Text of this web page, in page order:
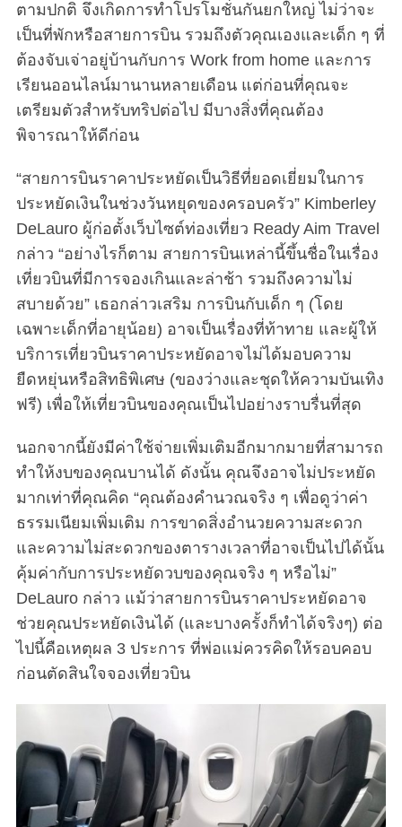
ตามปกติ จึงเกิดการทำโปรโมชั่นกันยกใหญ่ ไม่ว่าจะ
เป็นที่พักหรือสายการบิน รวมถึงตัวคุณเองและเด็ก ๆ ที่
ต้องจับเจ่าอยู่บ้านกับการ Work from home และการ
เรียนออนไลน์มานานหลายเดือน แต่ก่อนที่คุณจะ
เตรียมตัวสำหรับทริปต่อไป มีบางสิ่งที่คุณต้อง
พิจารณาให้ดีก่อน
“สายการบินราคาประหยัดเป็นวิธีที่ยอดเยี่ยมในการ
ประหยัดเงินในช่วงวันหยุดของครอบครัว” Kimberley
DeLauro ผู้ก่อตั้งเว็บไซต์ท่องเที่ยว Ready Aim Travel
กล่าว “อย่างไรก็ตาม สายการบินเหล่านี้ขึ้นชื่อในเรื่อง
เที่ยวบินที่มีการจองเกินและล่าช้า รวมถึงความไม่
สบายด้วย” เธอกล่าวเสริม การบินกับเด็ก ๆ (โดย
เฉพาะเด็กที่อายุน้อย) อาจเป็นเรื่องที่ท้าทาย และผู้ให้
บริการเที่ยวบินราคาประหยัดอาจไม่ได้มอบความ
ยืดหยุ่นหรือสิทธิพิเศษ (ของว่างและชุดให้ความบันเทิง
ฟรี) เพื่อให้เที่ยวบินของคุณเป็นไปอย่างราบรื่นที่สุด
นอกจากนี้ยังมีค่าใช้จ่ายเพิ่มเติมอีกมากมายที่สามารถ
ทำให้งบของคุณบานได้ ดังนั้น คุณจึงอาจไม่ประหยัด
มากเท่าที่คุณคิด “คุณต้องคำนวณจริง ๆ เพื่อดูว่าค่า
ธรรมเนียมเพิ่มเติม การขาดสิ่งอำนวยความสะดวก
และความไม่สะดวกของตารางเวลาที่อาจเป็นไปได้นั้น
คุ้มค่ากับการประหยัดวบของคุณจริง ๆ หรือไม่”
DeLauro กล่าว แม้ว่าสายการบินราคาประหยัดอาจ
ช่วยคุณประหยัดเงินได้ (และบางครั้งก็ทำได้จริงๆ) ต่อ
ไปนี้คือเหตุผล 3 ประการ ที่พ่อแม่ควรคิดให้รอบคอบ
ก่อนตัดสินใจจองเที่ยวบิน